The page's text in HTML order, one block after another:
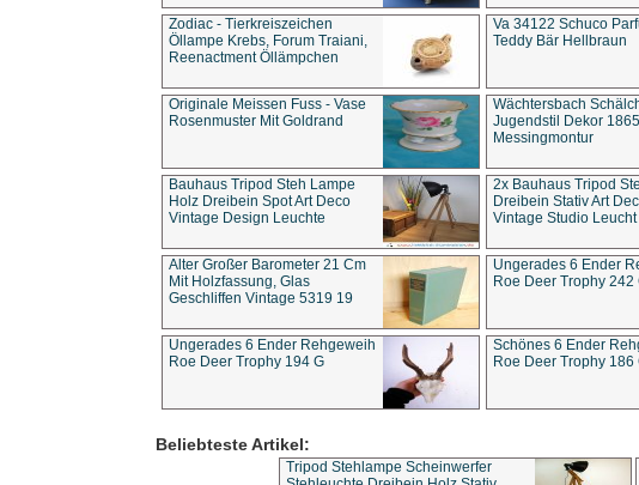
Zodiac - Tierkreiszeichen
Öllampe Krebs, Forum Traiani,
Reenactment Öllämpchen
Va 34122 Schuco
Teddy Bär Hellbraun
Originale Meissen Fuss - Vase
Rosenmuster Mit Goldrand
Wächtersbach
Jugendstil Dekor 1865
Messingmontur
Bauhaus Tripod Steh Lampe
Holz Dreibein Spot Art Deco
Vintage Design Leuchte
2x Bauhaus Tripod
Dreibein Stativ Art
Vintage Studio Leucht
Alter Großer Barometer 21 Cm
Mit Holzfassung, Glas
Geschliffen Vintage 5319 19
Ungerades 6 Ender
Roe Deer Trophy 242
Ungerades 6 Ender Rehgeweih
Roe Deer Trophy 194 G
Schönes 6 Ender
Roe Deer Trophy 186
Beliebteste Artikel:
Tripod Stehlampe Scheinwerfer